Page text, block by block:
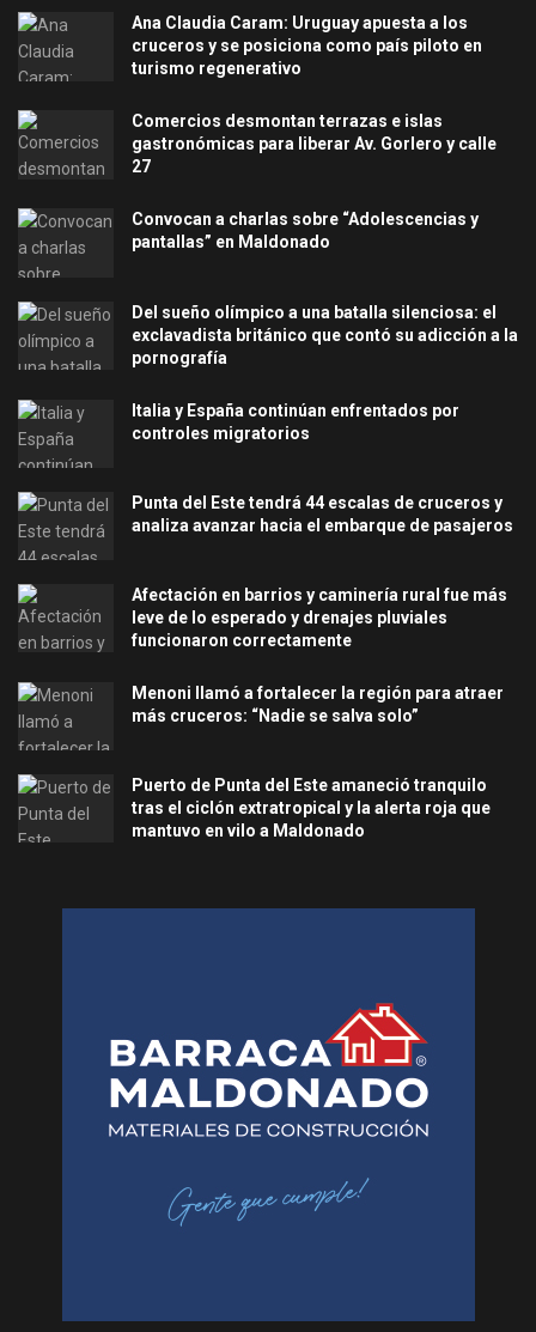
Ana Claudia Caram: Uruguay apuesta a los
cruceros y se posiciona como país piloto en
turismo regenerativo
Comercios desmontan terrazas e islas
gastronómicas para liberar Av. Gorlero y calle
27
Convocan a charlas sobre “Adolescencias y
pantallas” en Maldonado
Del sueño olímpico a una batalla silenciosa: el
exclavadista británico que contó su adicción a la
pornografía
Italia y España continúan enfrentados por
controles migratorios
Punta del Este tendrá 44 escalas de cruceros y
analiza avanzar hacia el embarque de pasajeros
Afectación en barrios y caminería rural fue más
leve de lo esperado y drenajes pluviales
funcionaron correctamente
Menoni llamó a fortalecer la región para atraer
más cruceros: “Nadie se salva solo”
Puerto de Punta del Este amaneció tranquilo
tras el ciclón extratropical y la alerta roja que
mantuvo en vilo a Maldonado